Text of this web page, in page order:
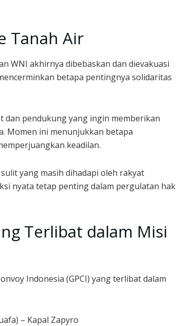
Tanah Air
WNI akhirnya dibebaskan dan dievakuasi
betapa pentingnya solidaritas
dan pendukung yang ingin memberikan
Momen ini menunjukkan betapa
keadilan.
yang masih dihadapi oleh rakyat
nyata tetap penting dalam pergulatan hak
Terlibat dalam Misi
Indonesia (GPCI) yang terlibat dalam
– Kapal Zapyro